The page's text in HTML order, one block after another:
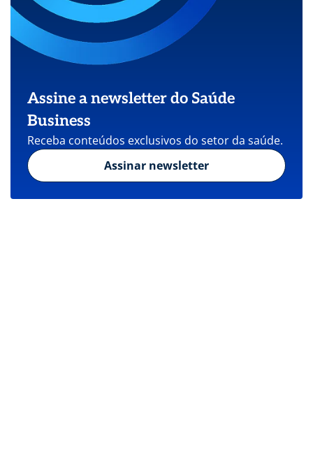
Assine a newsletter do Saúde
Business
Receba conteúdos exclusivos do setor da saúde.
Assinar newsletter